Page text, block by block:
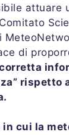
attuare
di
rispetto
in cui la